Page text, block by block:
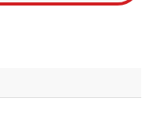
た。YESって言っ
。すでに指輪は一緒